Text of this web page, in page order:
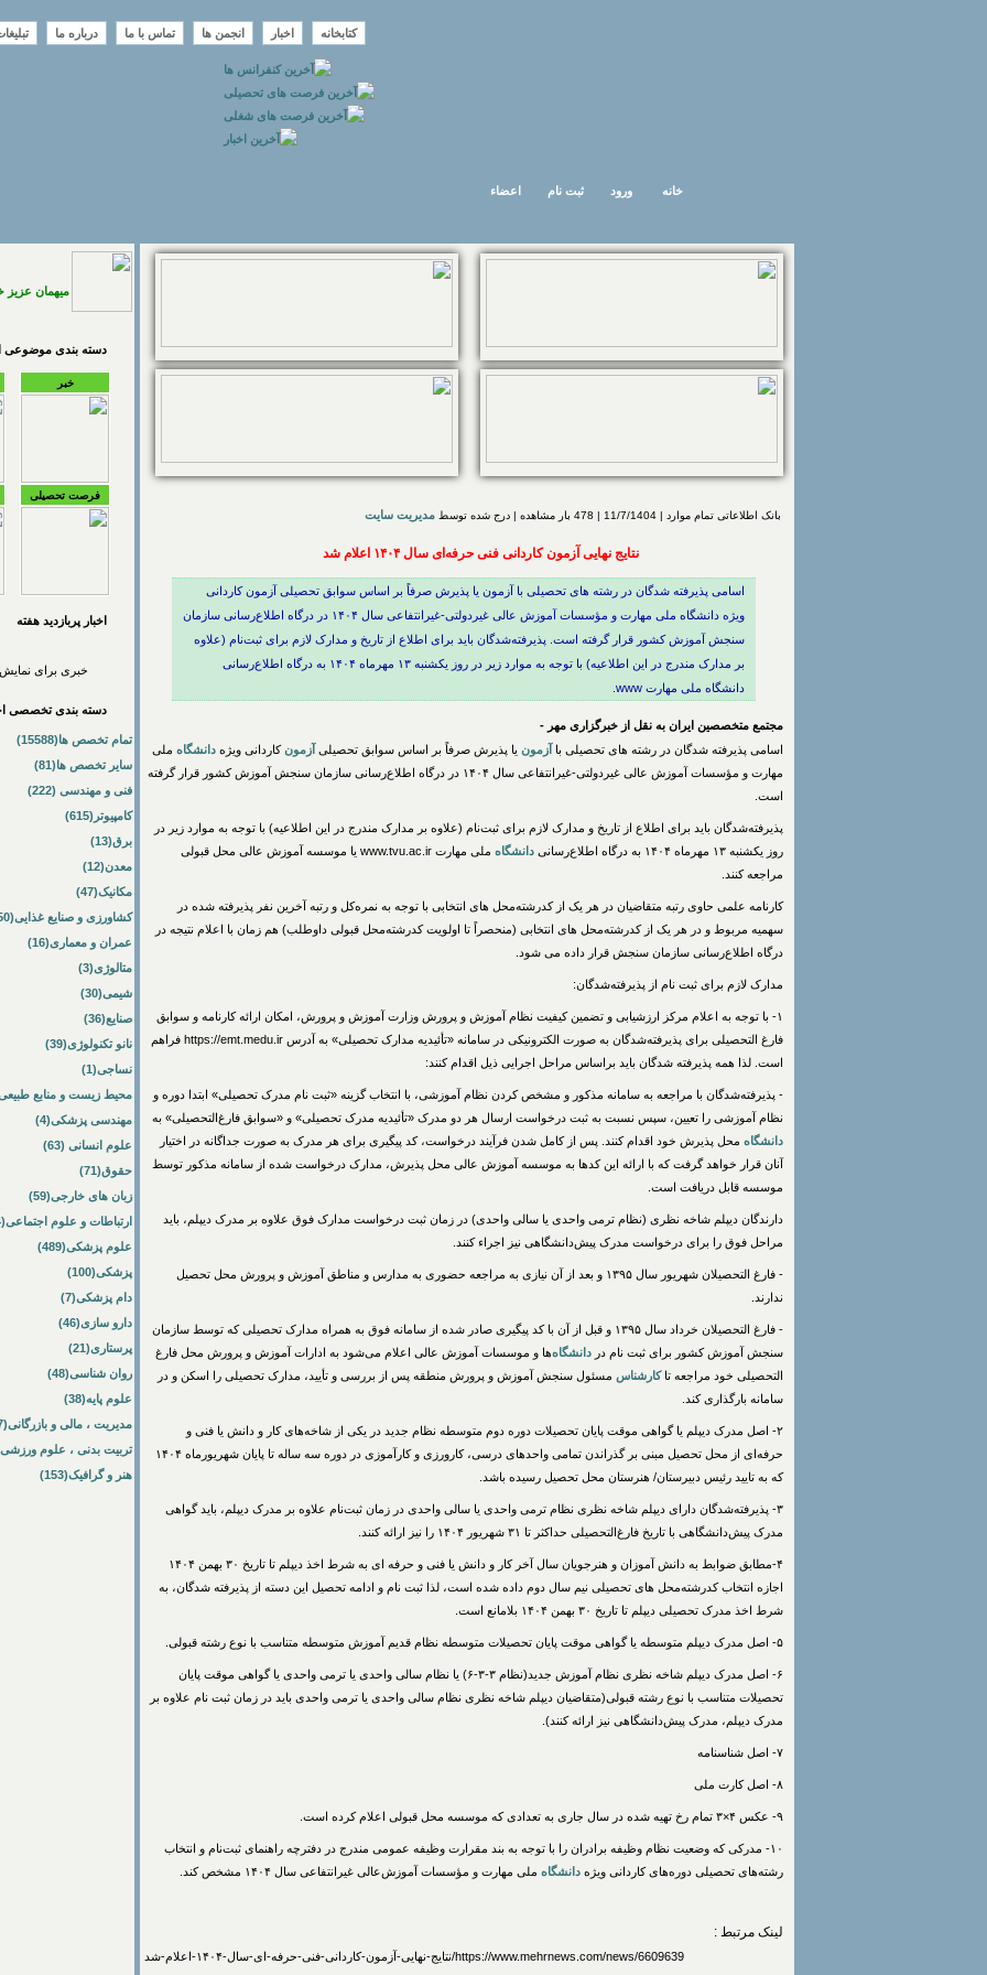
کتابخانه اخبار انجمن ها تماس با ما درباره ما
اعضاء ثبت نام ورود خانه
بانک اطلاعاتی تمام موارد | 11/7/1404 | 478 بار مشاهده | درج شده توسط مدیریت سایت
نتایج نهایی ‌آزمون کاردانی فنی حرفه‌ای سال ۱۴۰۴ اعلام شد
اسامی پذیرفته شدگان در رشته های تحصیلی با آزمون یا پذیرش صرفاً بر اساس سوابق تحصیلی آزمون‌ کاردانی
ویژه دانشگاه ملی مهارت‌ و مؤسسات آموزش عالی غیردولتی-غیرانتفاعی سال‌ ۱۴۰۴ در درگاه اطلاع‌رسانی سازمان
سنجش آموزش کشور قرار گرفته است. پذیرفته‌شدگان‌ باید برای اطلاع از تاریخ و مدارک لازم برای ثبت‌نام (علاوه
بر مدارک مندرج در این اطلاعیه) با توجه به موارد زیر در روز یکشنبه ۱۳ مهرماه ۱۴۰۴ به درگاه اطلاع‌رسانی
دانشگاه ملی مهارت www.
مجتمع متخصصین ایران به نقل از خبرگزاری مهر -
اسامی پذیرفته شدگان در رشته های تحصیلی با آزمون یا پذیرش صرفاً بر اساس سوابق تحصیلی آزمون‌ کاردانی ویژه دانشگاه ملی
مهارت‌ و مؤسسات آموزش عالی غیردولتی-غیرانتفاعی سال‌ ۱۴۰۴ در درگاه اطلاع‌رسانی سازمان سنجش آموزش کشور قرار گرفته
است.
پذیرفته‌شدگان‌ باید برای اطلاع از تاریخ و مدارک لازم برای ثبت‌نام (علاوه بر مدارک مندرج در این اطلاعیه) با توجه به موارد زیر در
روز یکشنبه ۱۳ مهرماه ۱۴۰۴ به درگاه اطلاع‌رسانی
دانشگاه
ملی مهارت www.tvu.ac.ir یا موسسه آموزش عالی محل قبولی
مراجعه کنند.
کارنامه علمی حاوی رتبه متقاضیان در هر یک از کدرشته‌محل های انتخابی با توجه به نمره‌کل و رتبه آخرین نفر پذیرفته شده در
سهمیه مربوط و در هر یک از کدرشته‌محل های انتخابی (منحصراً تا اولویت کدرشته‌محل قبولی داوطلب) هم زمان با اعلام نتیجه در
درگاه اطلاع‌رسانی سازمان سنجش قرار داده می شود.
مدارک‌ لازم‌ برای‌ ثبت نام‌ از پذیرفته‌شدگان:
۱- با توجه به اعلام مرکز ارزشیابی و تضمین کیفیت نظام آموزش و پرورش وزارت آموزش و پرورش، امکان ارائه کارنامه و سوابق
فارغ التحصیلی برای پذیرفته‌شدگان به صورت الکترونیکی در سامانه «تأئیدیه مدارک تحصیلی» به آدرس https://emt.medu.ir فراهم
است. لذا همه پذیرفته شدگان باید براساس مراحل اجرایی ذیل اقدام کنند:
- پذیرفته‌شدگان با مراجعه به سامانه مذکور و مشخص کردن نظام آموزشی، با انتخاب گزینه «ثبت نام مدرک تحصیلی» ابتدا دوره و
نظام آموزشی را تعیین، سپس نسبت به ثبت درخواست ارسال هر دو مدرک «تأئیدیه مدرک تحصیلی» و «سوابق فارغ‌التحصیلی» به
دانشگاه محل پذیرش خود اقدام کنند. پس از کامل شدن فرآیند درخواست، کد پیگیری برای هر مدرک به صورت جداگانه در اختیار
آنان قرار خواهد گرفت که با ارائه این کدها به موسسه آموزش عالی محل پذیرش، مدارک درخواست شده از سامانه مذکور توسط
موسسه قابل دریافت است.
دارندگان دیپلم شاخه نظری (نظام ترمی واحدی یا سالی واحدی) در زمان ثبت درخواست مدارک فوق علاوه بر مدرک دیپلم، باید
مراحل فوق را برای درخواست مدرک پیش‌دانشگاهی نیز اجراء کنند.
- فارغ التحصیلان شهریور سال ۱۳۹۵ و بعد از آن نیازی به مراجعه حضوری به مدارس و مناطق آموزش و پرورش محل تحصیل
ندارند.
- فارغ التحصیلان خرداد سال ۱۳۹۵ و قبل از آن با کد پیگیری صادر شده از سامانه فوق به همراه مدارک تحصیلی که توسط سازمان
سنجش آموزش کشور برای ثبت نام در دانشگاه‌ها و موسسات آموزش عالی اعلام می‌شود به ادارات آموزش و پرورش محل فارغ
التحصیلی خود مراجعه تا کارشناس مسئول سنجش آموزش و پرورش منطقه پس از بررسی و تأیید، مدارک تحصیلی را اسکن و در
سامانه بارگذاری کند.
۲- اصل‌ مدرک‌ دیپلم‌ یا گواهی موقت پایان تحصیلات دوره دوم متوسطه نظام جدید در یکی‌ از شاخه‌های‌ کار و دانش‌ یا فنی و
حرفه‌ای‌ از محل‌ تحصیل‌ مبنی‌ بر گذراندن‌ تمامی واحدهای ‌درسی، کارورزی‌ و کارآموزی‌ در دوره‌ سه‌ ساله‌ تا پایان‌ شهریورماه ۱۴۰۴
که‌ به‌ تایید رئیس‌ دبیرستان/ هنرستان محل ‌تحصیل‌ رسیده‌ باشد.
۳- پذیرفته‌شدگان دارای دیپلم شاخه نظری نظام ترمی واحدی یا سالی واحدی در زمان ثبت‌نام علاوه بر مدرک دیپلم، باید گواهی
مدرک پیش‌دانشگاهی با تاریخ فارغ‌التحصیلی حداکثر تا ۳۱ شهریور ۱۴۰۴ را نیز ارائه کنند.
۴-مطابق ضوابط به دانش آموزان و هنرجویان سال آخر کار و دانش یا فنی و حرفه ای به شرط اخذ دیپلم تا تاریخ ۳۰ بهمن ۱۴۰۴
اجازه انتخاب کدرشته‌محل های تحصیلی نیم سال دوم داده شده است، لذا ثبت نام و ادامه تحصیل این دسته از پذیرفته شدگان، به
شرط اخذ مدرک تحصیلی دیپلم تا تاریخ ۳۰ بهمن ۱۴۰۴ بلامانع است.
۵- اصل‌ مدرک دیپلم‌ متوسطه‌ یا گواهی‌ موقت‌ پایان‌ تحصیلات‌ متوسطه‌ نظام‌ قدیم‌ آموزش‌ متوسطه‌ متناسب‌ با نوع‌ رشته قبولی.
۶- اصل مدرک دیپلم شاخه نظری نظام آموزش جدید(نظام ۳-۳-۶) یا نظام سالی واحدی یا ترمی واحدی یا گواهی موقت پایان
تحصیلات متناسب با نوع رشته قبولی(متقاضیان دیپلم شاخه نظری نظام سالی واحدی یا ترمی واحدی باید در زمان ثبت نام علاوه بر
مدرک دیپلم، مدرک پیش‌دانشگاهی نیز ارائه کنند).
۷- اصل شناسنامه‌
۸- اصل کارت ملی
۹- عکس‌ ۴×۳ تمام‌ رخ‌ تهیه‌ شده‌ در سال‌ جاری به تعدادی که موسسه محل قبولی اعلام کرده است‌.
۱۰- مدرکی‌ که‌ وضعیت‌ نظام‌ وظیفه‌ برادران را با توجه‌ به‌ بند مقرارت وظیفه عمومی مندرج‌ در دفترچه‌ راهنمای‌ ثبت‌نام و انتخاب
رشته‌های تحصیلی دوره‌های‌ کاردانی‌ ‌ویژه دانشگاه ‌ ملی مهارت و مؤسسات آموزش‌عالی ‌غیرانتفاعی سال ۱۴۰۴ مشخص ‌کند.
لینک مرتبط :
https://www.mehrnews.com/news/6609639/نتایج-نهایی-آزمون-کاردانی-فنی-حرفه-ای-سال-۱۴۰۴-اعلام-شد
میهمان عزیز
دسته بندی موضوعی
خبر
فرصت تحصیلی
اخبار پربازديد هفته
خبری برای
دسته بندی تخصصی
تمام تخصص ها(15588)
سایر تخصص ها(81)
فنی و مهندسی (222)
کامپیوتر(615)
برق(13)
معدن(12)
مکانیک(47)
کشاورزی و صنایع غذایی(50)
عمران و معماری(16)
متالوژی(3)
شیمی(30)
صنایع(36)
نانو تکنولوژی(39)
نساجی(1)
محیط زیست و منابع
مهندسی پزشکی(4)
علوم انسانی (63)
حقوق(71)
زبان های خارجی(59)
ارتباطات و علوم اجتماعی(84)
علوم پزشکی(489)
پزشکی(100)
دام پزشکی(7)
دارو سازی(46)
پرستاری(21)
روان شناسی(48)
علوم پایه(38)
مدیریت ، مالی و بازرگانی(57)
تربیت بدنی ، علوم
هنر و گرافیک(153)